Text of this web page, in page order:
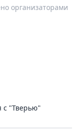
организаторами
с "Тверью"